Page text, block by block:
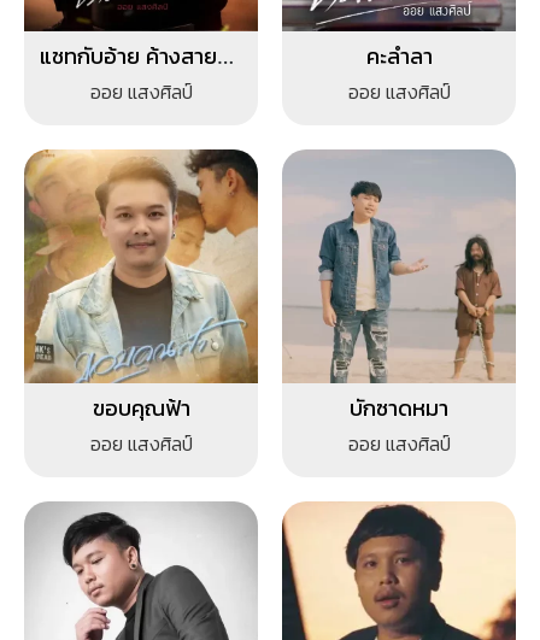
แชทกับอ้าย ค้างสายกับ
เขา
ออย แสงศิลป์
คะลำลา
ออย แสงศิลป์
ขอบคุณฟ้า
ออย แสงศิลป์
บักซาดหมา
ออย แสงศิลป์